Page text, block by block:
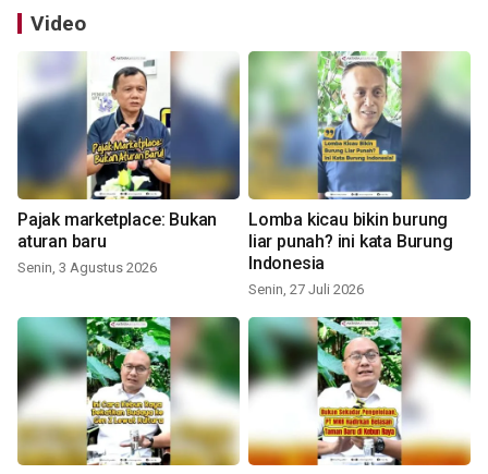
Video
Pajak marketplace: Bukan
aturan baru
Senin, 3 Agustus 2026
Lomba kicau bikin burung
liar punah? ini kata Burung
Indonesia
Senin, 27 Juli 2026